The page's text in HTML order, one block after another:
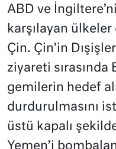
ABD ve
karşılayan
Çin. Çin’in
ziyareti sırasında
gemilerin hedef
durdurulmasını
üstü kapalı
Yemen’i